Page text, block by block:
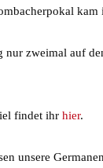
nur zweimal auf
findet ihr hier.
unsere